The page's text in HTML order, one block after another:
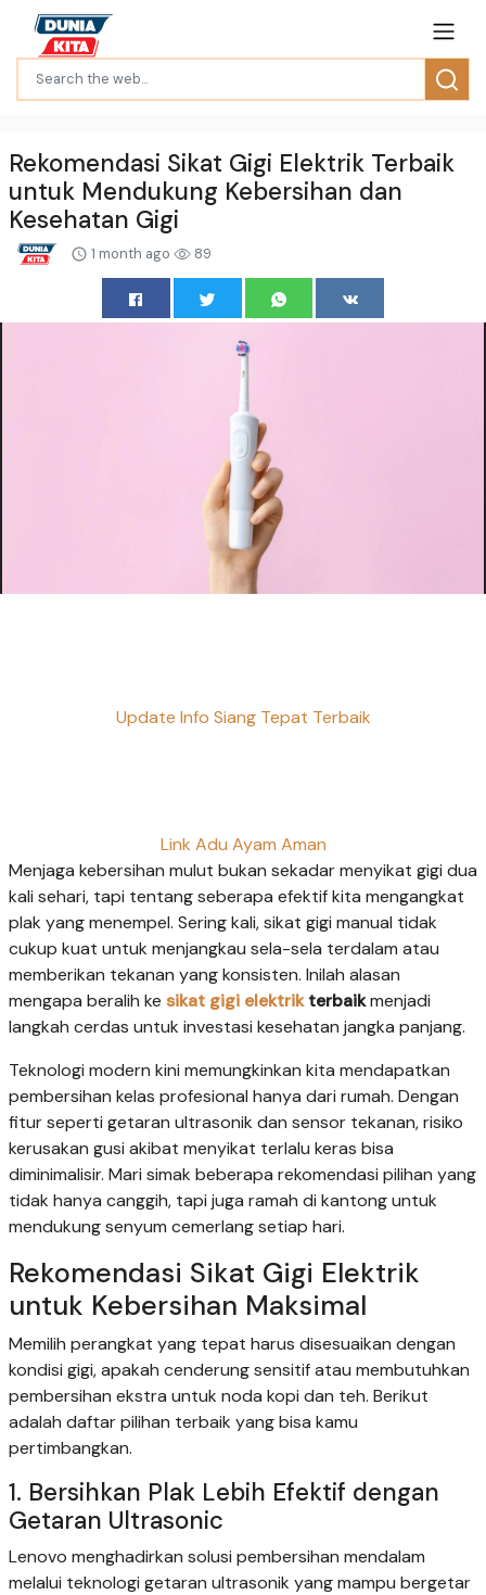
Rekomendasi Sikat Gigi Elektrik Terbaik
untuk Mendukung Kebersihan dan
Kesehatan Gigi
1 month ago 89
Update Info Siang Tepat Terbaik
Link Adu Ayam Aman
Menjaga kebersihan mulut bukan sekadar menyikat gigi dua
kali sehari, tapi tentang seberapa efektif kita mengangkat
plak yang menempel. Sering kali, sikat gigi manual tidak
cukup kuat untuk menjangkau sela-sela terdalam atau
memberikan tekanan yang konsisten. Inilah alasan
mengapa beralih ke sikat gigi elektrikterbaikmenjadi
langkah cerdas untuk investasi kesehatan jangka panjang.
Teknologi modern kini memungkinkan kita mendapatkan
pembersihan kelas profesional hanya dari rumah. Dengan
fitur seperti getaran ultrasonik dan sensor tekanan, risiko
kerusakan gusi akibat menyikat terlalu keras bisa
diminimalisir. Mari simak beberapa rekomendasi pilihan yang
tidak hanya canggih, tapi juga ramah di kantong untuk
mendukung senyum cemerlang setiap hari.
Rekomendasi Sikat Gigi Elektrik
untuk Kebersihan Maksimal
Memilih perangkat yang tepat harus disesuaikan dengan
kondisi gigi, apakah cenderung sensitif atau membutuhkan
pembersihan ekstra untuk noda kopi dan teh. Berikut
adalah daftar pilihan terbaik yang bisa kamu
pertimbangkan.
1. Bersihkan Plak Lebih Efektif dengan
Getaran Ultrasonic
Lenovo menghadirkan solusi pembersihan mendalam
melalui teknologi getaran ultrasonik yang mampu bergetar